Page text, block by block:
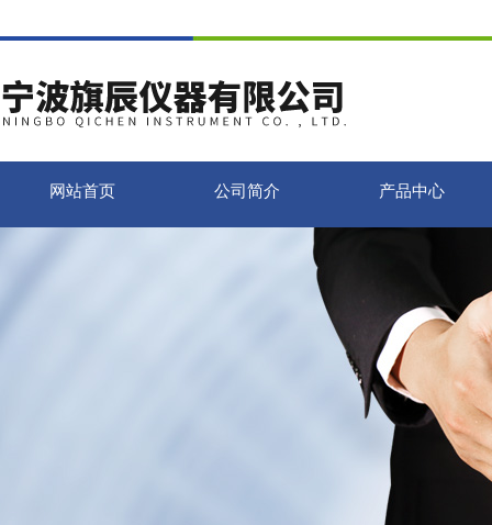
网站首页 公司简介 产品中心